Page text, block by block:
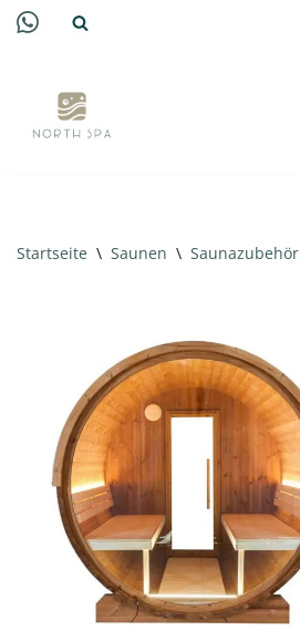
springen
Startseite \ Saunen \ Saunazubehör